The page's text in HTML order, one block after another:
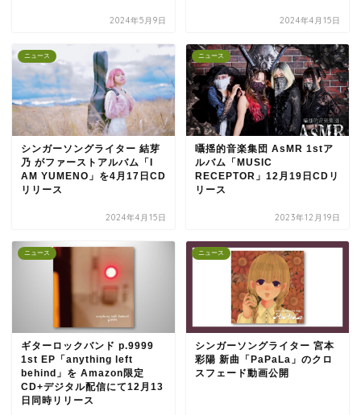
2024年5月9日 2024年4月15日
ニュース
シンガーソングライター 結芽
乃 がファーストアルバム「I
AM YUMENO」を4月17日CD
リリース
2024年4月15日
ニュース
囁揺的音楽集団 AsMR 1stア
ルバム「MUSIC
RECEPTOR」12月19日CDリ
リース
2023年12月19日
ニュース
ギターロックバンド p.9999
1st EP「anything left
behind」を Amazon限定
CD+デジタル配信にて12月13
日同時リリース
ニュース
シンガーソングライター 宮本
彩陽 新曲「PaPaLa」のクロ
スフェード動画公開